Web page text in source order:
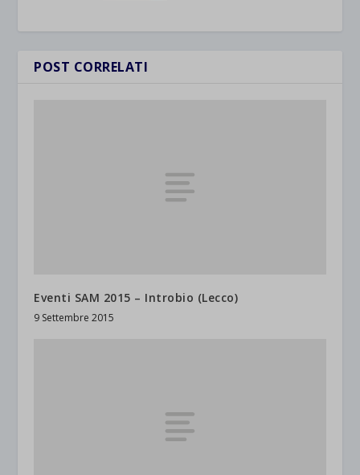
POST CORRELATI
Eventi SAM 2015 – Introbio (Lecco)
9 Settembre 2015